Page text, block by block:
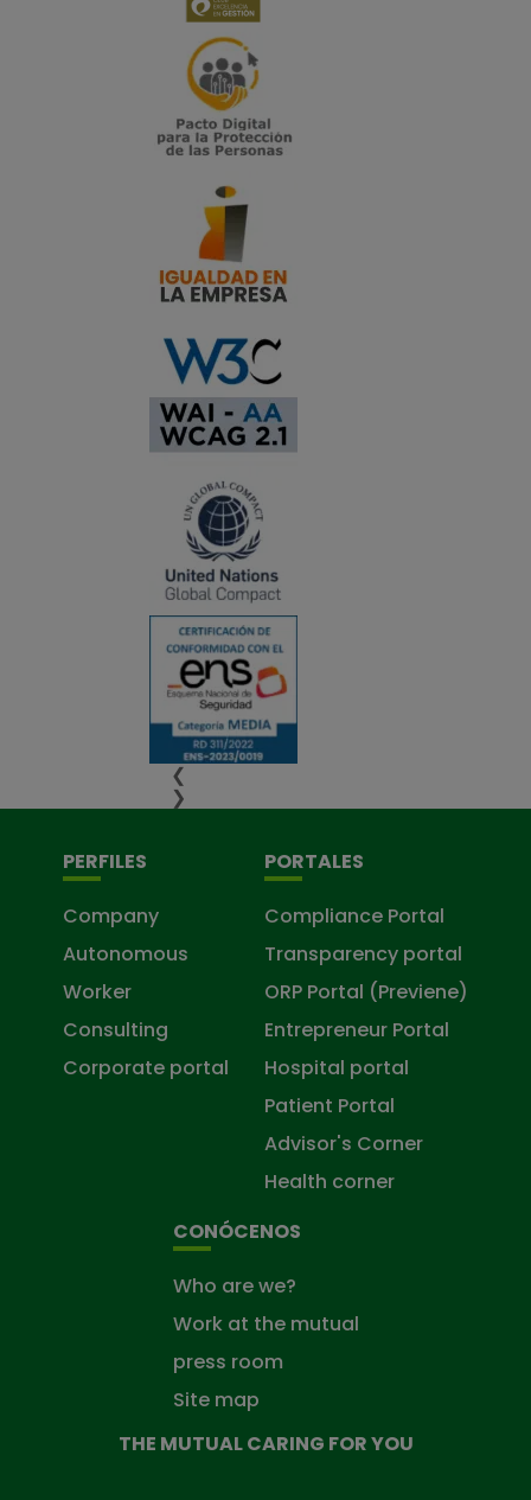
❮
❯
PERFILES
Company
Autonomous
Worker
Consulting
Corporate portal
PORTALES
Compliance Portal
Transparency portal
ORP Portal (Previene)
Entrepreneur Portal
Hospital portal
Patient Portal
Advisor's Corner
Health corner
CONÓCENOS
Who are we?
Work at the mutual
press room
Site map
THE MUTUAL CARING FOR YOU